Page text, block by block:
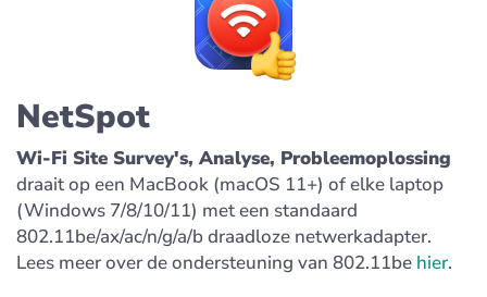
NetSpot
Wi-Fi Site Survey's, Analyse, Probleemoplossing
draait op een MacBook (macOS 11+) of elke laptop
(Windows 7/8/10/11) met een standaard
802.11be/ax/ac/n/g/a/b draadloze netwerkadapter.
Lees meer over de ondersteuning van 802.11be hier.